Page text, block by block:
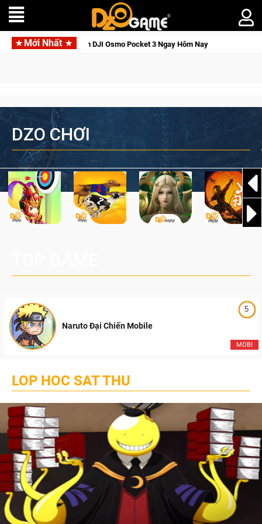
Mới Nhất
Thức Tỉnh, Săn DJI Osmo Pocket 3 Ngay Hôm Nay
DZO CHƠI
5
MOBI
Naruto Đại Chiến Mobile
LOP HOC SAT THU